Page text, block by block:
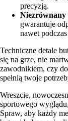
precyzją.
gwarantuje
nawet
Techniczne detale
się na grze, nie
zawodnikiem, czy
spełnią twoje
Wreszcie,
sportowego
Spraw, aby każdy